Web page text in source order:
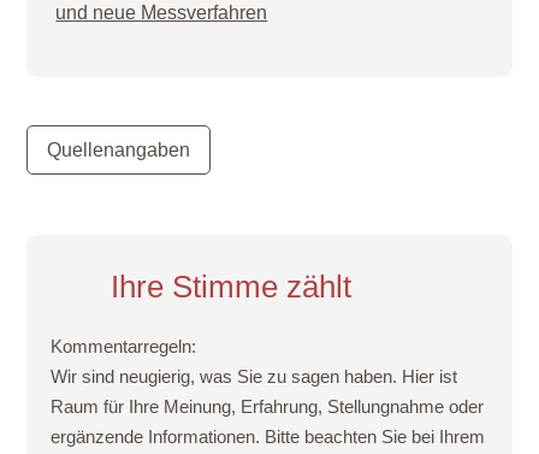
und neue Messverfahren
Quellenangaben
Ihre Stimme zählt
Kommentarregeln:
Wir sind neugierig, was Sie zu sagen haben. Hier ist
Raum für Ihre Meinung, Erfahrung, Stellungnahme oder
ergänzende Informationen. Bitte beachten Sie bei Ihrem